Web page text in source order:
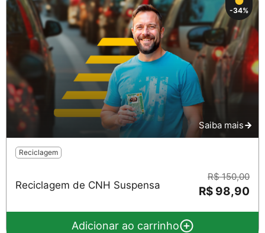
-34%
Saiba mais
Reciclagem
Reciclagem de CNH Suspensa
R$ 150,00
R$ 98,90
Adicionar ao carrinho